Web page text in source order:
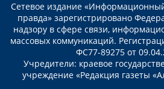
Сетевое издание
правда» зарегистрировано
надзору в сфере связи,
массовых коммуникаций.
ФС77-89275 от
Учредители: краевое
учреждение «Редакция газеты